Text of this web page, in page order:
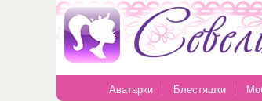
Аватарки Блестяшки